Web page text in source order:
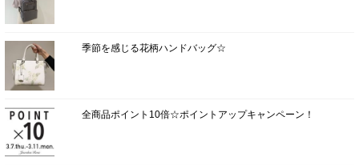
季節を感じる花柄ハンドバッグ☆
全商品ポイント10倍☆ポイントアップキャンペーン！